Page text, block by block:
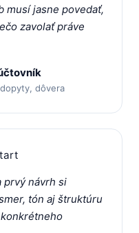
musí jasne povedať,
zavolať práve
dôvera
prvý návrh si
tón aj štruktúru